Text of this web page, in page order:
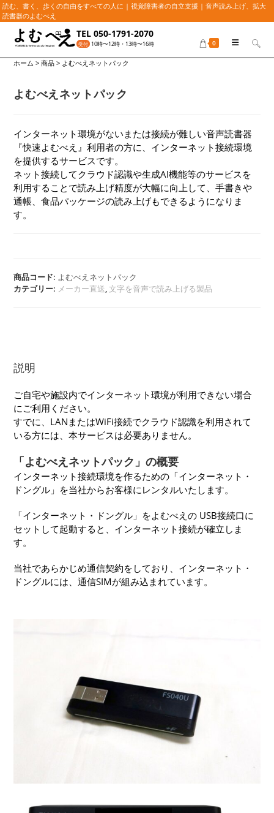
読む、書く、歩くの自由をすべての人に | 視覚障害者の自立支援 | 音声読み上げ、拡大
読書器のよむべえ
TEL 050-1791-2070
受付 10時〜12時・13時〜16時 0
ホーム >商品 > よむべえネットパック
よむべえネットパック
インターネット環境がないまたは接続が難しい音声読書器
『快速よむべえ』利用者の方に、インターネット接続環境
を提供するサービスです。
ネット接続してクラウド認識や生成AI機能等のサービスを
利用することで読み上げ精度が大幅に向上して、手書きや
通帳、食品パッケージの読み上げもできるようになりま
す。
商品コード: よむべえネットパック
カテゴリー: メーカー直送,文字を音声で読み上げる製品
説明
ご自宅や施設内でインターネット環境が利用できない場合
にご利用ください。
すでに、LANまたはWiFi接続でクラウド認識を利用されて
いる方には、本サービスは必要ありません。
「よむべえネットパック」の概要
インターネット接続環境を作るための「インターネット・
ドングル」を当社からお客様にレンタルいたします。
「インターネット・ドングル」をよむべえの USB接続口に
セットして起動すると、インターネット接続が確立しま
す。
当社であらかじめ通信契約をしており、インターネット・
ドングルには、通信SIMが組み込まれています。